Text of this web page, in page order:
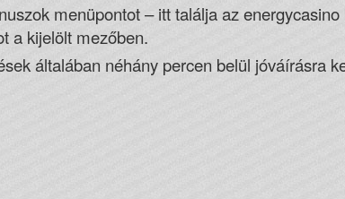
menüpontot – itt találja az
a kijelölt mezőben.
általában néhány percen belül jóváírásra